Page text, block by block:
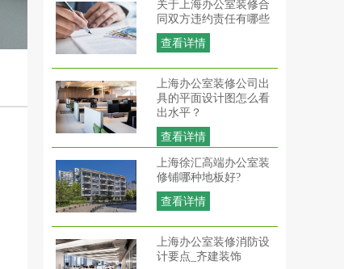
关于上海办公室装修合
同双方违约责任有哪些
查看详情
上海办公室装修公司出
具的平面设计图怎么看
出水平？
查看详情
上海徐汇高端办公室装
修铺哪种地板好?
查看详情
上海办公室装修消防设
计要点_齐建装饰